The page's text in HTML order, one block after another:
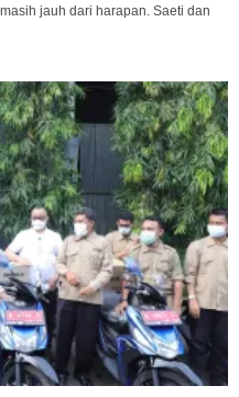
jauh dari harapan. Saeti dan